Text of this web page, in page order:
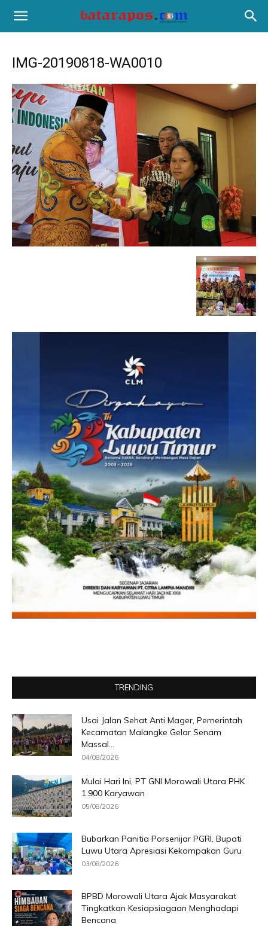
IMG-20190818-WA0010
TRENDING
Usai Jalan Sehat Anti Mager, Pemerintah
Kecamatan Malangke Gelar Senam
Massal...
04/08/2026
Mulai Hari Ini, PT GNI Morowali Utara PHK
1.900 Karyawan
05/08/2026
Bubarkan Panitia Porsenijar PGRI, Bupati
Luwu Utara Apresiasi Kekompakan Guru
03/08/2026
BPBD Morowali Utara Ajak Masyarakat
Tingkatkan Kesiapsiagaan Menghadapi
Bencana